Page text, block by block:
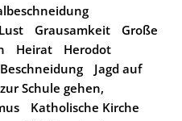
Grausamkeit
Große
Heirat
Herodot
Jagd auf
Schule gehen,
Katholische Kirche